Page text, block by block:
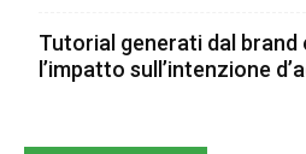
Tutorial generati dal brand
l’impatto sull’intenzione